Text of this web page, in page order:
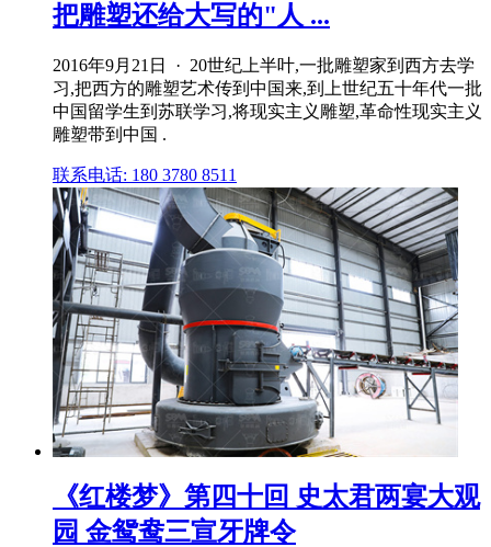
把雕塑还给大写的"人 ...
2016年9月21日 · 20世纪上半叶,一批雕塑家到西方去学
习,把西方的雕塑艺术传到中国来,到上世纪五十年代一批
中国留学生到苏联学习,将现实主义雕塑,革命性现实主义
雕塑带到中国 .
联系电话: 180 3780 8511
《红楼梦》第四十回 史太君两宴大观
园 金鸳鸯三宣牙牌令